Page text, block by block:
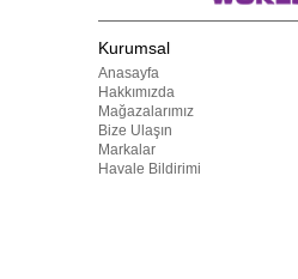
Kurumsal
Anasayfa
Hakkımızda
Mağazalarımız
Bize Ulaşın
Markalar
Havale Bildirimi